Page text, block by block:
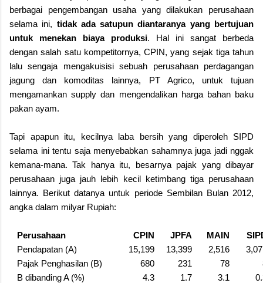
berbagai pengembangan usaha yang dilakukan perusahaan
selama ini, tidak ada satupun diantaranya yang bertujuan
untuk menekan biaya produksi. Hal ini sangat berbeda
dengan salah satu kompetitornya, CPIN, yang sejak tiga tahun
lalu sengaja mengakuisisi sebuah perusahaan perdagangan
jagung dan komoditas lainnya, PT Agrico, untuk tujuan
mengamankan supply dan mengendalikan harga bahan baku
pakan ayam.
Tapi apapun itu, kecilnya laba bersih yang diperoleh SIPD
selama ini tentu saja menyebabkan sahamnya juga jadi nggak
kemana-mana. Tak hanya itu, besarnya pajak yang dibayar
perusahaan juga jauh lebih kecil ketimbang tiga perusahaan
lainnya. Berikut datanya untuk periode Sembilan Bulan 2012,
angka dalam milyar Rupiah:
Perusahaan CPIN JPFA MAIN
Pendapatan (A)
15,199 13,399 2,516
Pajak Penghasilan (B)
680 231 78
B dibanding A (%)
4.3 1.7 3.1